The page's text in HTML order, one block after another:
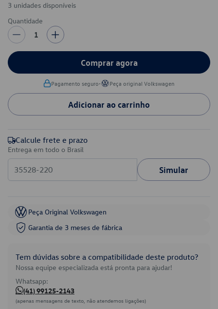
3 unidades disponíveis
Quantidade
1
Comprar agora
Pagamento seguro• Peça original Volkswagen
Adicionar ao carrinho
Calcule frete e prazo
Entrega em todo o Brasil
Simular
Peça Original Volkswagen
Garantia de 3 meses de fábrica
Tem dúvidas sobre a compatibilidade deste produto?
Nossa equipe especializada está pronta para ajudar!
Whatsapp:
(41) 99125-2143
(apenas mensagens de texto, não atendemos ligações)